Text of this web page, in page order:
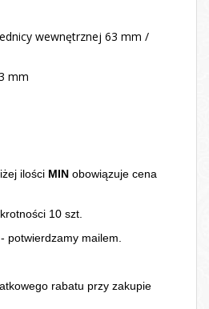
wewnętrznej 63 mm /
mm
ilości MIN obowiązuje cena
10 szt.
potwierdzamy mailem.
rabatu przy zakupie